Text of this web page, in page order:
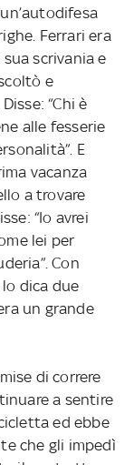
Ferrari era
scrivania e
e
“Chi è
alle fesserie
E
vacanza
a trovare
“Io avrei
lei per
Con
dica due
un grande
di correre
a sentire
ed ebbe
che gli impedì